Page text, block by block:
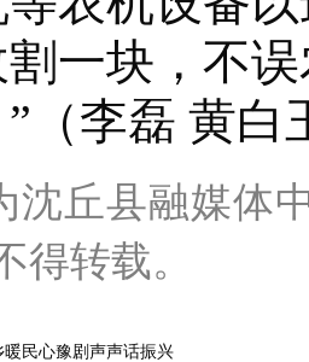
一块，不
（李磊 黄白
沈丘县融媒体
得转载。
暖民心豫剧声声话振兴